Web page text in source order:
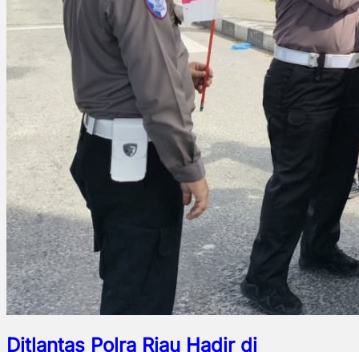
Ditlantas Polra Riau Hadir di